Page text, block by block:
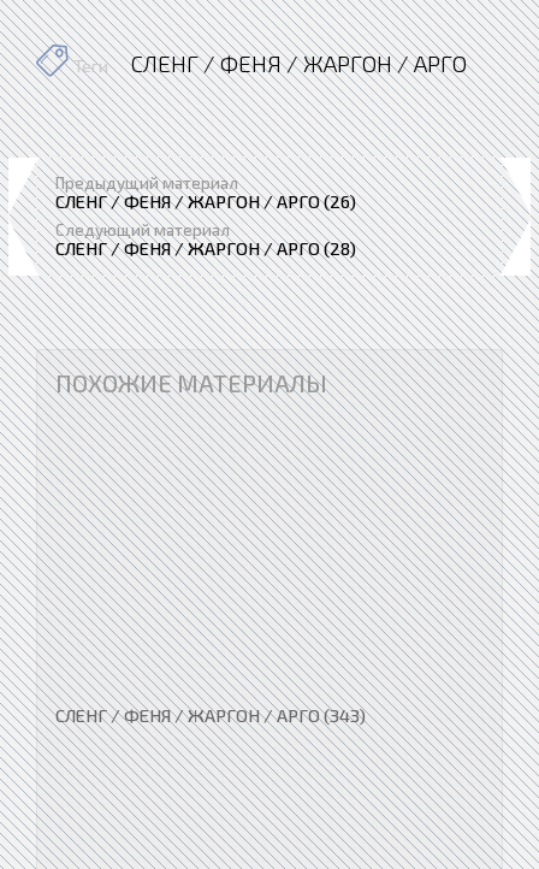
Теги СЛЕНГ / ФЕНЯ / ЖАРГОН / АРГО
Предыдущий материал
СЛЕНГ / ФЕНЯ / ЖАРГОН / АРГО (26)
Следующий материал
СЛЕНГ / ФЕНЯ / ЖАРГОН / АРГО (28)
ПОХОЖИЕ МАТЕРИАЛЫ
СЛЕНГ / ФЕНЯ / ЖАРГОН / АРГО (343)